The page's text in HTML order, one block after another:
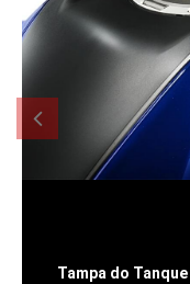
Tampa do Tanque